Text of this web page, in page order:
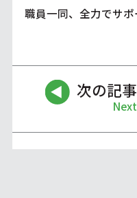
職員一同、全力でサポ
次の記事
Next